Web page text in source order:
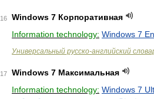
16
Windows 7 Корпоративная
Information technology: Windows 7
Универсальный русско-английский
17
Windows 7 Максимальная
Information technology: Windows 7